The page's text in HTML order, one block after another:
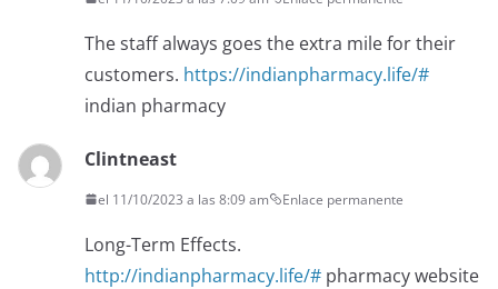
The staff always goes the extra mile for their
customers. https://indianpharmacy.life/#
indian pharmacy
Clintneast
el 11/10/2023 a las 8:09 am Enlace permanente
Long-Term Effects.
http://indianpharmacy.life/# pharmacy website